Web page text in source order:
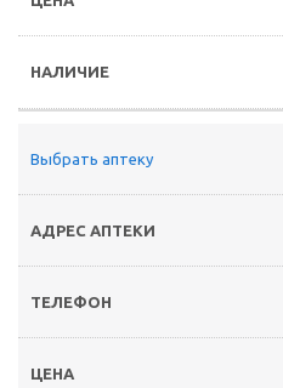
Выбрать аптеку